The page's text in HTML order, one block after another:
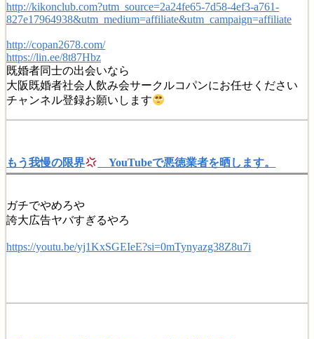
http://kikonclub.com?utm_source=2a24fe65-7d58-4ef3-a761-
827e17964938&utm_medium=affiliate&utm_campaign=affiliate
http://copan2678.com/
https://lin.ee/8t87Hbz
既婚者同士の出会いなら
大阪既婚者社会人飲み会サークルコパンにお任せください
チャンネル登録お願いします
もう我慢の限界 YouTubeで悪徳業者を晒します。
ガチでやめろや
誇大広告ヤバすぎるやろ
https://youtu.be/yj1KxSGEIeE?si=0mTynyazg38Z8u7i